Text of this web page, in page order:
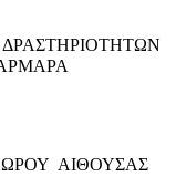
ΑΙΘΟΥΣΑΣ